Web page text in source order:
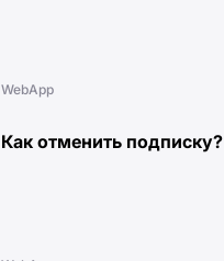
WebApp
Как отменить подписку?